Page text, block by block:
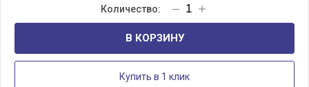
В КОРЗИНУ
Купить в 1 клик